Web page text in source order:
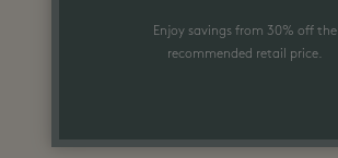
Enjoy savings from 30% off the
recommended retail price.